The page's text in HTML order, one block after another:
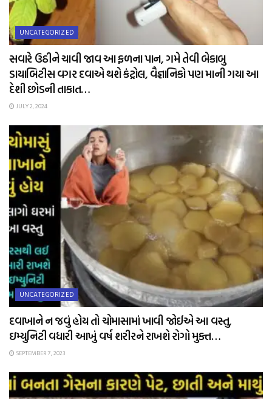
UNCATEGORIZED
સવારે ઉઠીને ચાવી જાવ આ ફળના પાન, ગમે તેવી બેકાબુ
ડાયાબિટીસ વગર દવાએ થશે કંટ્રોલ, વૈજ્ઞાનિકો પણ માની ગયા આ
દેશી છોડની તાકાત…
JULY 2, 2024
UNCATEGORIZED
દવાખાને ન જવું હોય તો ચોમાસામાં ખાવી જોઈએ આ વસ્તુ,
ઇમ્યુનિટી વધારી આખું વર્ષ શરીરને રાખશે રોગો મુક્ત…
SEPTEMBER 7, 2023